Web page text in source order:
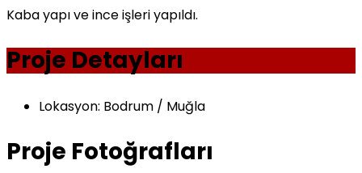
Kaba yapı ve ince işleri yapıldı.
Proje Detayları
Lokasyon: Bodrum / Muğla
Proje Fotoğrafları